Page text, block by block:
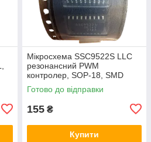
Мікросхема SSC9522S LLC
резонансний PWM
контролер, SOP-18, SMD
Готово до відправки
155 ₴
Купити